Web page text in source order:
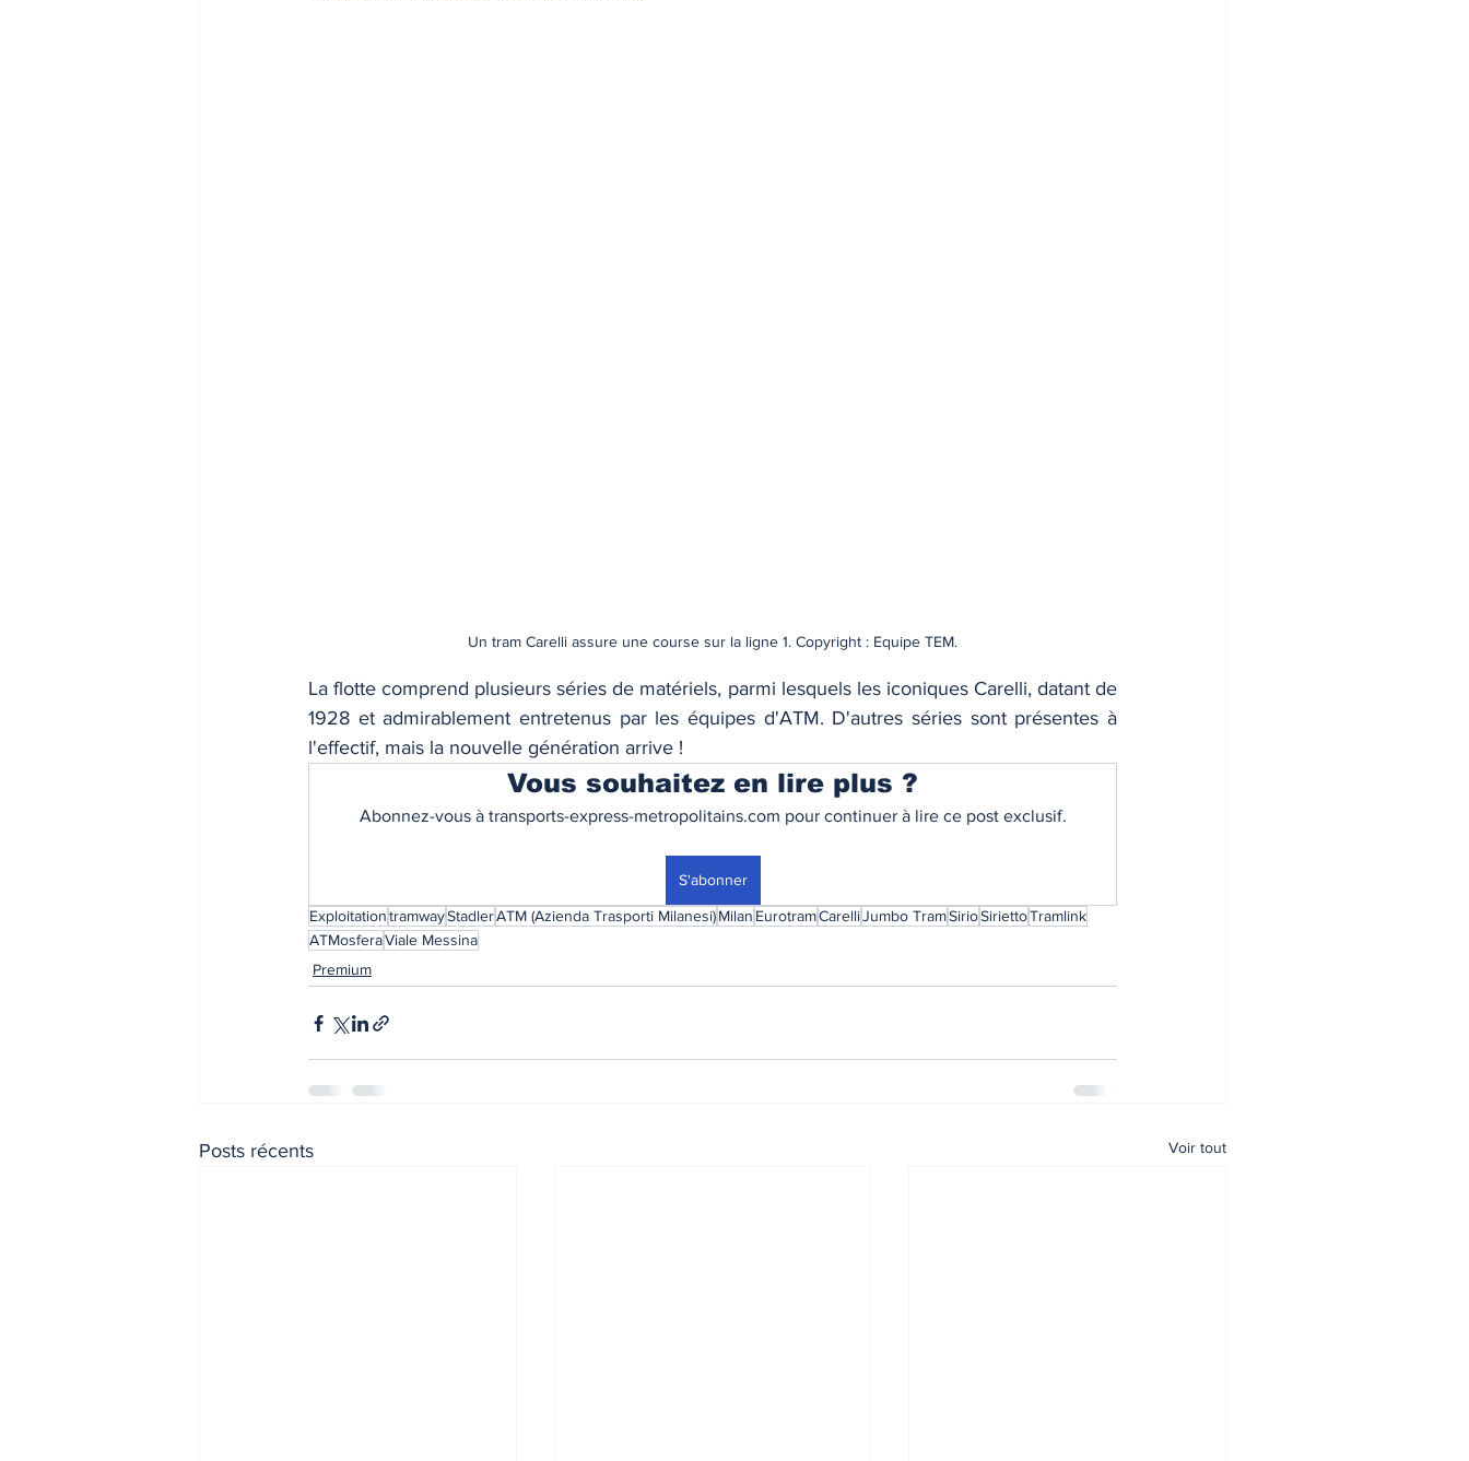
Un tram Carelli assure une course sur la ligne 1. Copyright : Equipe TEM.
La flotte comprend plusieurs séries de matériels, parmi lesquels les iconiques Carelli, datant de
1928 et admirablement entretenus par les équipes d'ATM. D'autres séries sont présentes à
l'effectif, mais la nouvelle génération arrive !
Vous souhaitez en lire plus ?
Abonnez-vous à transports-express-metropolitains.com pour continuer à lire ce post exclusif.
S'abonner
ExploitationtramwayStadlerATM (Azienda Trasporti Milanesi)Milan EurotramCarelliJumbo TramSirioSiriettoTramlink
ATMosferaViale Messina
Premium
Posts récents Voir tout